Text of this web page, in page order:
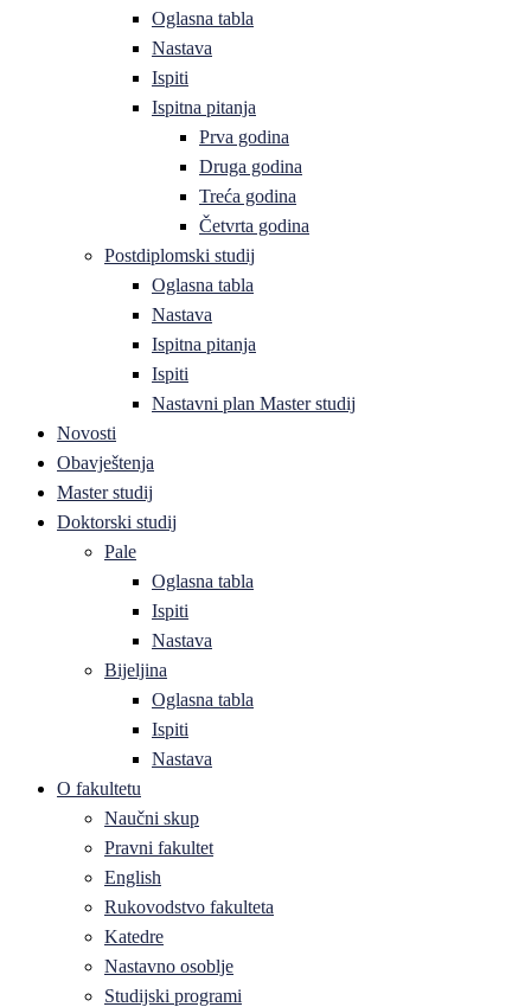
Oglasna tabla
Nastava
Ispiti
Ispitna pitanja
Prva godina
Druga godina
Treća godina
Četvrta godina
Postdiplomski studij
Oglasna tabla
Nastava
Ispitna pitanja
Ispiti
Nastavni plan Master studij
Novosti
Obavještenja
Master studij
Doktorski studij
Pale
Oglasna tabla
Ispiti
Nastava
Bijeljina
Oglasna tabla
Ispiti
Nastava
O fakultetu
Naučni skup
Pravni fakultet
English
Rukovodstvo fakulteta
Katedre
Nastavno osoblje
Studijski programi